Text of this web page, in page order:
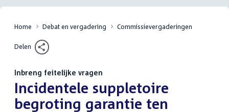
Home Debat en vergadering Commissievergaderingen
Delen
Inbreng feitelijke vragen
:Incidentele suppletoire
begroting garantie ten